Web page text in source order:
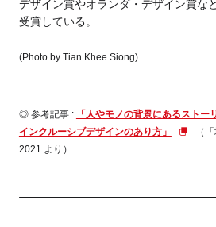
デザイン賞やオランダ・デザイン賞な
受賞している。
(Photo by Tian Khee Siong)
◎ 参考記事 :
「人やモノの背景にあるストー
インクルーシブデザインのあり方」
（
2021 より）